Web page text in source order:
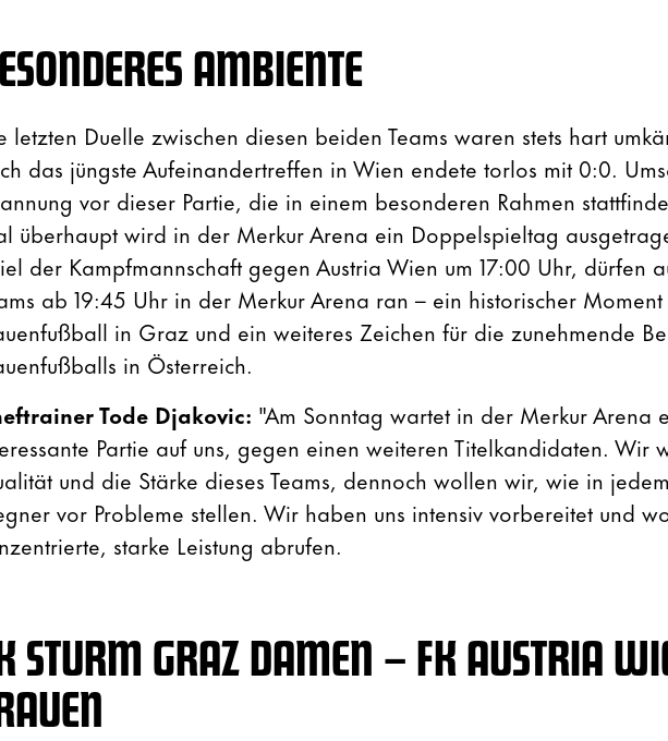
AMBIENTE
letzten Duelle zwischen diesen beiden Teams waren stets hart
das jüngste Aufeinandertreffen in Wien endete torlos mit 0:0.
vor dieser Partie, die in einem besonderen Rahmen
überhaupt wird in der Merkur Arena ein Doppelspieltag
der Kampfmannschaft gegen Austria Wien um 17:00 Uhr, dürfen
ab 19:45 Uhr in der Merkur Arena ran – ein historischer
in Graz und ein weiteres Zeichen für die zunehmende
in Österreich.
Tode Djakovic: "Am Sonntag wartet in der Merkur Arena
Partie auf uns, gegen einen weiteren Titelkandidaten. Wir
und die Stärke dieses Teams, dennoch wollen wir, wie in
vor Probleme stellen. Wir haben uns intensiv vorbereitet und
starke Leistung abrufen.
STURM GRAZ DAMEN – FK AUSTRIA